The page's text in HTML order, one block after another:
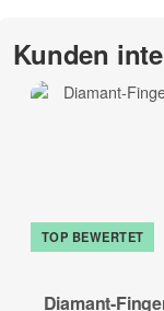
Kunden
TOP BEWERTET
Diamant-